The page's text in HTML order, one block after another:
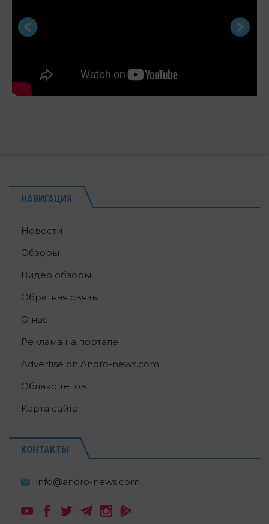
НАВИГАЦИЯ
Новости
Обзоры
Видео обзоры
Обратная связь
О нас
Реклама на портале
Advertise on Andro-news.com
Облако тегов
Карта сайта
КОНТАКТЫ